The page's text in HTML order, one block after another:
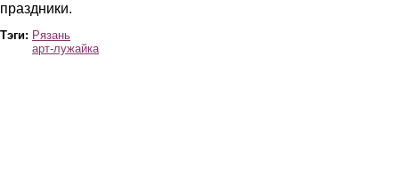
праздники.
Тэги: Рязань
арт-лужайка